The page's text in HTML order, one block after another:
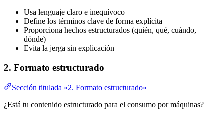
Usa lenguaje claro e inequívoco
Define los términos clave de forma explícita
Proporciona hechos estructurados (quién, qué, cuándo,
dónde)
Evita la jerga sin explicación
2. Formato estructurado
Sección titulada «2. Formato estructurado»
¿Está tu contenido estructurado para el consumo por máquinas?